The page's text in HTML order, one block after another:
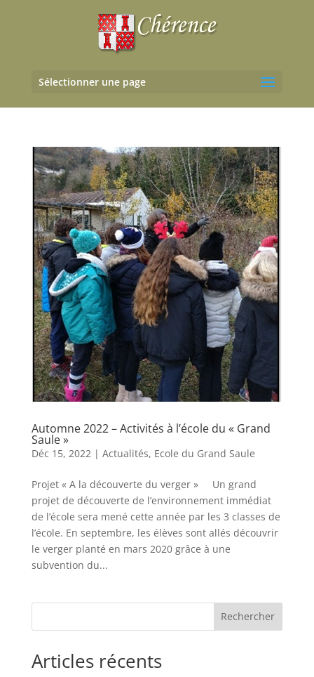
Sélectionner une page
Automne 2022 – Activités à l’école du « Grand
Saule »
Déc 15, 2022 | Actualités, Ecole du Grand Saule
Projet « A la découverte du verger » Un grand
projet de découverte de l’environnement immédiat
de l’école sera mené cette année par les 3 classes de
l’école. En septembre, les élèves sont allés découvrir
le verger planté en mars 2020 grâce à une
subvention du...
Rechercher
Articles récents